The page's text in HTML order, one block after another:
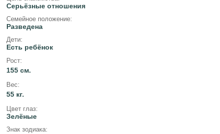
Серьёзные отношения
Семейное положение:
Разведена
Дети:
Есть ребёнок
Рост:
155 см.
Вес:
55 кг.
Цвет глаз:
Зелёные
Знак зодиака: